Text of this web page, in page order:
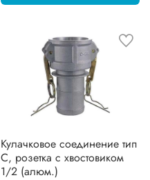
Кулачковое соединение тип
C, розетка с хвостовиком
1/2 (алюм.)